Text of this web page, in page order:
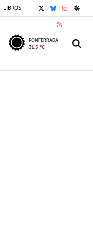
LIBROS X BLUESKY
RSS
PONFERRADA
31.5 °C